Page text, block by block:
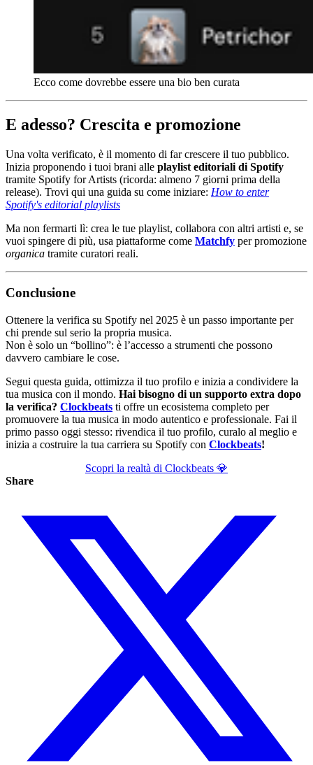
Ecco come dovrebbe essere una bio ben curata
E adesso? Crescita e promozione
Una volta verificato, è il momento di far crescere il tuo pubblico.
Inizia proponendo i tuoi brani alle playlist editoriali di Spotify
tramite Spotify for Artists (ricorda: almeno 7 giorni prima della
release). Trovi qui una guida su come iniziare: How to enter
Spotify's editorial playlists
Ma non fermarti lì: crea le tue playlist, collabora con altri artisti e, se
vuoi spingere di più, usa piattaforme come Matchfy per promozione
organica tramite curatori reali.
Conclusione
Ottenere la verifica su Spotify nel 2025 è un passo importante per
chi prende sul serio la propria musica.
Non è solo un “bollino”: è l’accesso a strumenti che possono
davvero cambiare le cose.
Segui questa guida, ottimizza il tuo profilo e inizia a condividere la
tua musica con il mondo. Hai bisogno di un supporto extra dopo
la verifica? Clockbeats ti offre un ecosistema completo per
promuovere la tua musica in modo autentico e professionale. Fai il
primo passo oggi stesso: rivendica il tuo profilo, curalo al meglio e
inizia a costruire la tua carriera su Spotify con Clockbeats!
Scopri la realtà di Clockbeats 💎
Share